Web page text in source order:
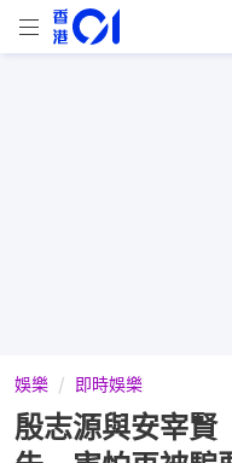
娛樂 即時娛樂
殷志源與安宰賢